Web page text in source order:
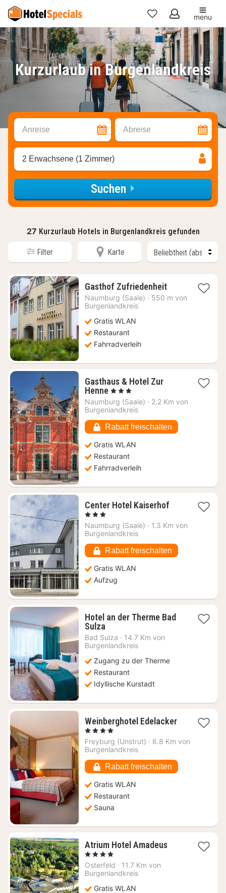
Meine
Favoriten
menu
Kurzurlaub in Burgenlandkreis
Anreise Abreise
2 Erwachsene (1 Zimmer)
Suchen
27 Kurzurlaub Hotels in Burgenlandkreis gefunden
Filter Karte
Gasthof Zufriedenheit1
Nacht
Naumburg (Saale) · 550 m von
Burgenlandkreis
Gratis WLAN
Restaurant
Fahrradverleih
Gasthaus & Hotel Zur
Henne1
Nacht
ab
€
, 3 Sterne
Naumburg (Saale) · 2.2 Km von
Burgenlandkreis
Rabatt freischalten
Gratis WLAN
Restaurant
Fahrradverleih
Center Hotel Kaiserhof1
ab
, 3 Sterne
Naumburg (Saale) · 1.3 Km von
Burgenlandkreis
Rabatt freischalten
Gratis WLAN
Aufzug
Hotel an der Therme Bad
Sulza1
Nacht
ab
€
Bad Sulza · 14.7 Km von
Burgenlandkreis
Zugang zu der Therme
Restaurant
Idyllische Kurstadt
Weinberghotel Edelacker1
ab
, 4 Sterne
Freyburg (Unstrut) · 6.8 Km von
Burgenlandkreis
Rabatt freischalten
Gratis WLAN
Restaurant
Sauna
Atrium Hotel Amadeus1
, 4 Sterne
Osterfeld · 11.7 Km von
Burgenlandkreis
Gratis WLAN